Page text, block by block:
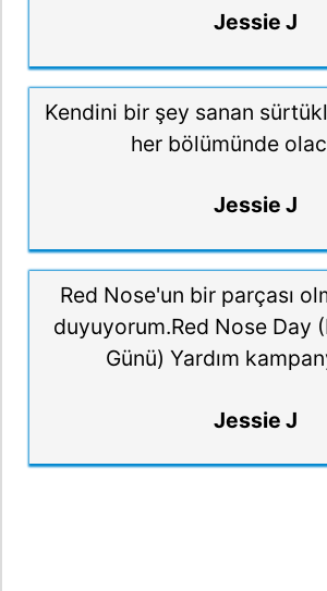
Jessie J
Kendini bir şey sanan
her bölümünde
Jessie J
Red Nose'un bir parçası
duyuyorum.Red Nose Day
Günü) Yardım
Jessie J